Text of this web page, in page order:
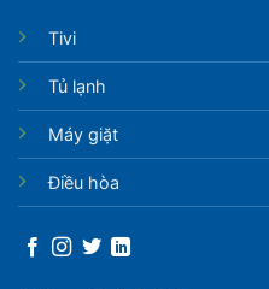
Tivi
Tủ lạnh
Máy giặt
Điều hòa